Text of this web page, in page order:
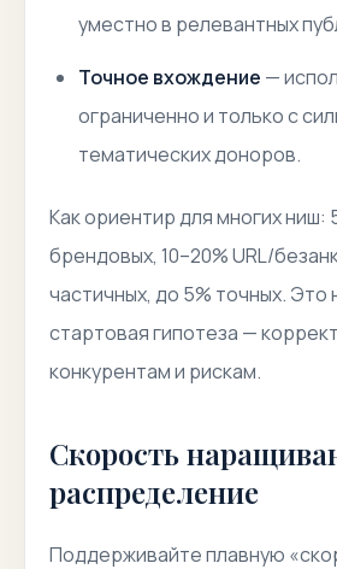
уместно в релевантных
Точное вхождение —
ограниченно и только с
тематических доноров.
Как ориентир для многих ниш:
брендовых, 10–20% URL/
частичных, до 5% точных. Это
стартовая гипотеза —
конкурентам и рискам.
Скорость
распределение
Поддерживайте плавную